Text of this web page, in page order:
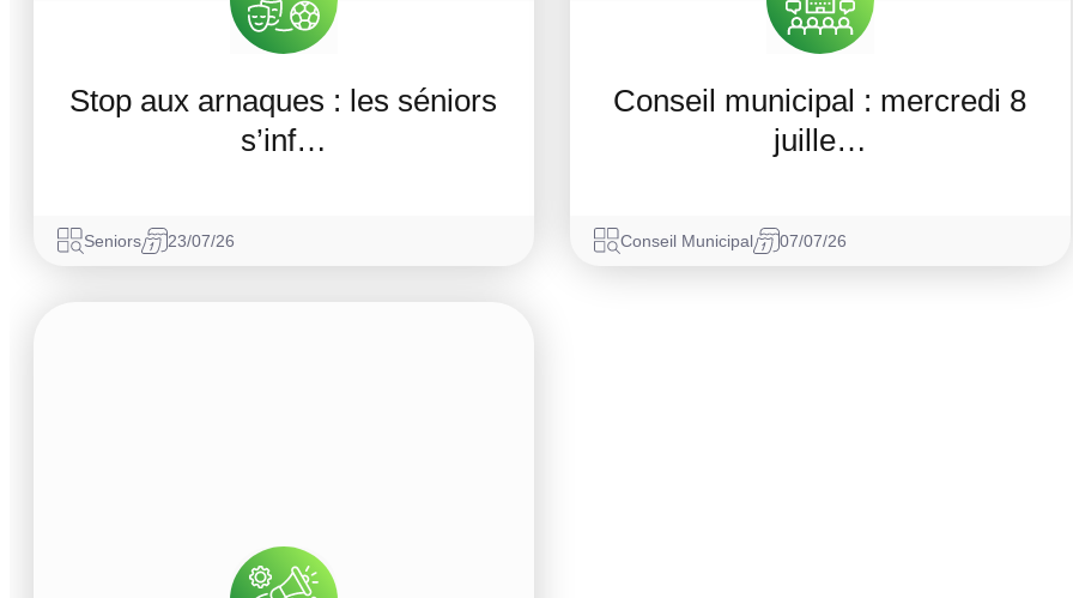
Stop aux arnaques : les séniors
s’inf…
Seniors 23/07/26
Conseil municipal : mercredi 8
juille…
Conseil Municipal 07/07/26